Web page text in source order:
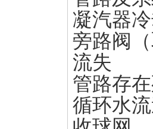
凝汽器
旁路阀
流失
管路存
循环水